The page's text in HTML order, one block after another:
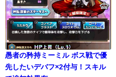
愚者の矜持ミーミル ボス戦で優
先したいデバフ×2付与！スキル